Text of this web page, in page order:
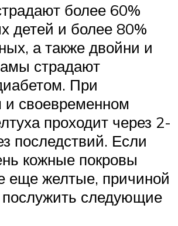
более 60%
детей и более 80%
а также двойни и
страдают
При
и своевременном
проходит через 2-
последствий. Если
кожные покровы
еще желтые, причиной
послужить следующие